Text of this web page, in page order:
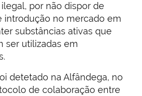
por não dispor de
introdução no mercado em
substâncias ativas que
ser utilizadas em
detetado na Alfândega, no
de colaboração entre